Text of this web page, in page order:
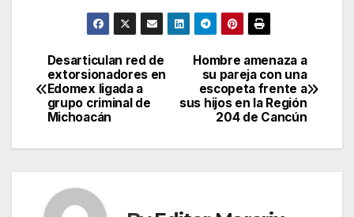
Post
navigation
Hombre amenaza a
su pareja con una
escopeta frente a
sus hijos en la Región
204 de Cancún
Desarticulan red de
extorsionadores en
Edomex ligada a
grupo criminal de
Michoacán